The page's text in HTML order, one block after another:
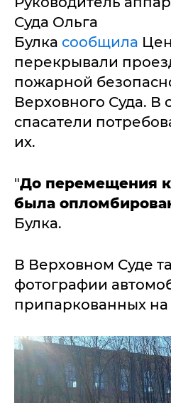
Суда Ольга
Булка сообщила
перекрывали
пожарной
Верховного Суда. В
спасатели
их.
"До перемещения
была
Булка.
В Верховном Суде
фотографии
припаркованных на